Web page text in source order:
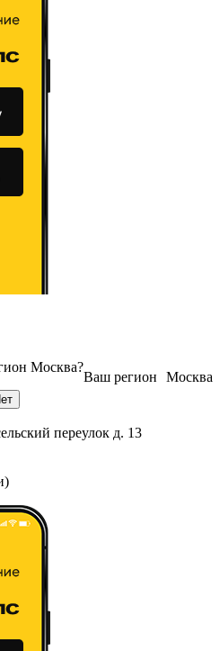
Москва
Ваш регион
Москва?
переулок д. 13